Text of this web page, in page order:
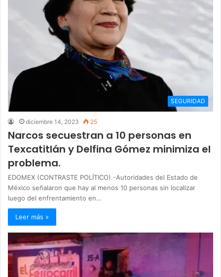
SEGURIDAD
diciembre 14, 2023 25
Narcos secuestran a 10 personas en
Texcatitlán y Delfina Gómez minimiza el
problema.
EDOMEX (CONTRASTE POLÍTICO).-Autoridades del Estado de
México señalaron que hay al menos 10 personas sin localizar
luego del enfrentamiento en…
Leer más »